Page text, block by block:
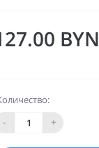
BYN
-
+